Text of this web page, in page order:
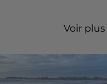
Voir plus